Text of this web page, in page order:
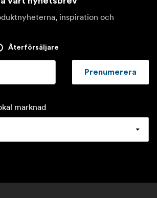
inspiration och
Återförsäljare
Prenumerera
marknad